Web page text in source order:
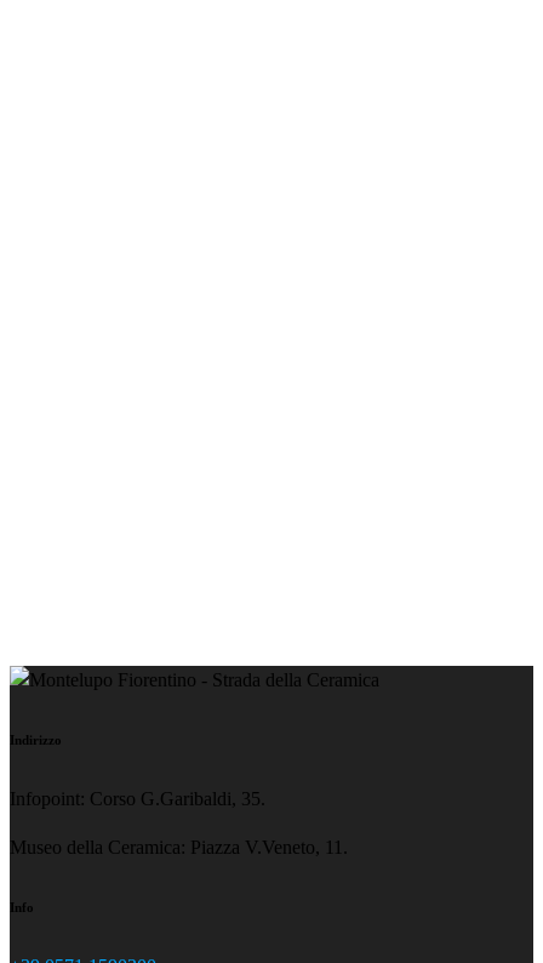
Indirizzo
Infopoint: Corso G.Garibaldi, 35.
Museo della Ceramica: Piazza V.Veneto, 11.
Info